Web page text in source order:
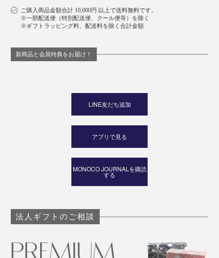
ご購入商品金額合計 10,000円 以上で送料無料です。
※一部配送便（特別配送便、クール便等）を除く
※ギフトラッピング料、配送料を除く合計金額
新商品と会員特典をお届け！
LINE友だち追加
アプリで見る
MONOCO JOURNALを購読
する
法人ギフトのご相談